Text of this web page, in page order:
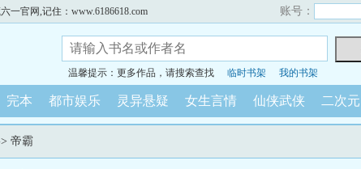
一官网,记住：www.6186618.com 账号：
温馨提示：更多作品，请搜索查找 临时书架 我的书架
完本 都市娱乐 灵异悬疑 女生言情 仙侠武侠 二次元
帝霸